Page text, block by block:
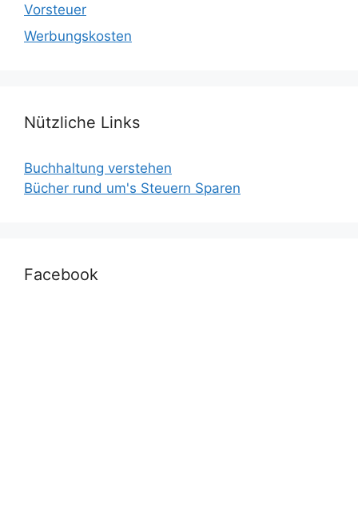
Vorsteuer
Werbungskosten
Nützliche Links
Buchhaltung verstehen
Bücher rund um's Steuern Sparen
Facebook